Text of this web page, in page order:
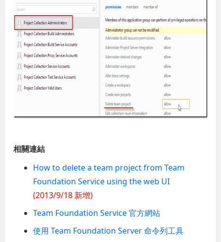
相關連結
How to delete a team project from Team
Foundation Service using the web UI
(2013/9/18 新增)
Team Foundation Service 官方網站
使用 Team Foundation Server 命令列工具